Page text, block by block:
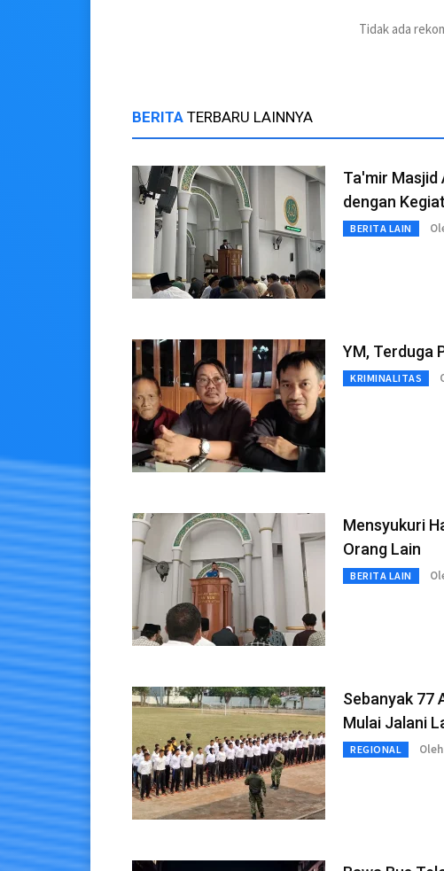
Tidak ada
BERITA TERBARU LAINNYA
Ta'mir Masjid
dengan
BERITA LAIN
YM, Terduga
KRIMINALITAS
Mensyukuri
Orang Lain
BERITA LAIN
Sebanyak 77
Mulai Jalani
REGIONAL Oleh